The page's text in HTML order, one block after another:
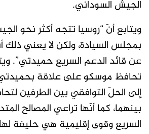
الجيش السوداني.
ويتابع أنّ “روسيا تتجه أكثر نحو
بمجلس السيادة، ولكن لا يعني ذلك
عن قائد الدعم السريع حميدتي”.
تحافظ موسكو على علاقة بحميدتي
إلى الحلّ التوافقي بين الطرفين
بينهما، كما أنّها تراعي المصالح
السريع وقوى إقليمية هي حليفة